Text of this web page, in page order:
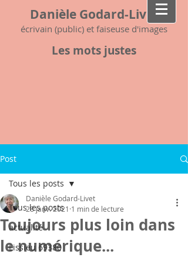
Danièle Godard-Livet
écrivain (public) et faiseuse d'images
Les mots justes
Post
Tous les posts
actualité
Lissieu 69380
Tous les posts
Toujours plus loin dans
le numérique...
Danièle Godard-Livet
28 janv. 2021 1 min de lecture